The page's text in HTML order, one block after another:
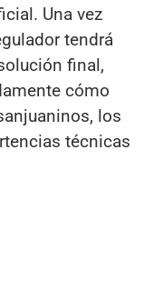
Una vez
tendrá
final,
cómo
los
técnicas